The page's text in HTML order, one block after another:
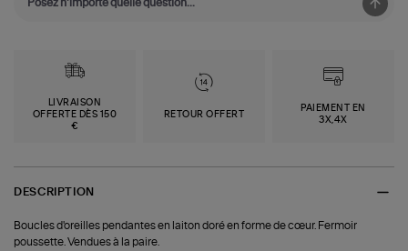
LIVRAISON
OFFERTE DÈS 150
€
RETOUR OFFERT
PAIEMENT EN
3X,4X
DESCRIPTION
Boucles d'oreilles pendantes en laiton doré en forme de cœur. Fermoir
poussette. Vendues à la paire.